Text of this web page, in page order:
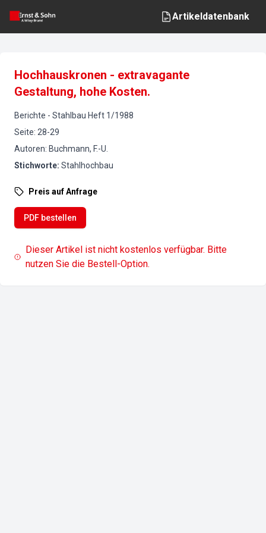
Artikeldatenbank
Hochhauskronen - extravagante
Gestaltung, hohe Kosten.
Berichte - Stahlbau Heft 1/1988
Seite: 28-29
Autoren: Buchmann, F.-U.
Stichworte: Stahlhochbau
Preis auf Anfrage
PDF bestellen
Dieser Artikel ist nicht kostenlos verfügbar. Bitte
nutzen Sie die Bestell-Option.